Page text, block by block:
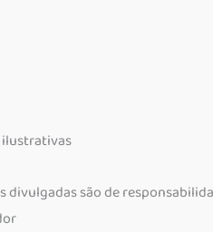
divulgadas são de